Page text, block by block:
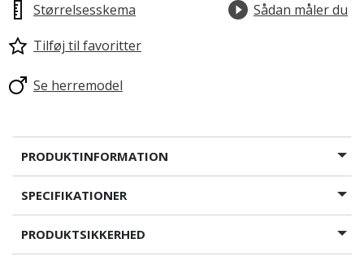
Størrelsesskema
Sådan måler du
Tilføj til favoritter
Se herremodel
PRODUKTINFORMATION
SPECIFIKATIONER
PRODUKTSIKKERHED